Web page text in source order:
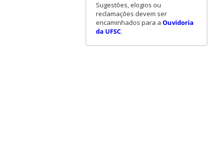
Sugestões, elogios ou
reclamações devem ser
encaminhados para a Ouvidoria
da UFSC.